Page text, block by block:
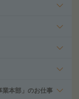
本部」のお仕事